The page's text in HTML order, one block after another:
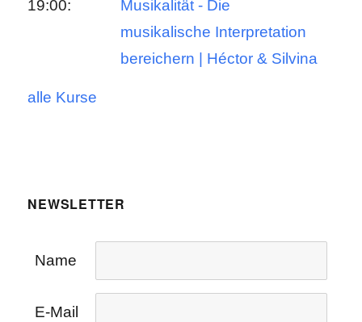
19:00:
Musikalität - Die
musikalische Interpretation
bereichern | Héctor & Silvina
alle Kurse
NEWSLETTER
Name
E-Mail